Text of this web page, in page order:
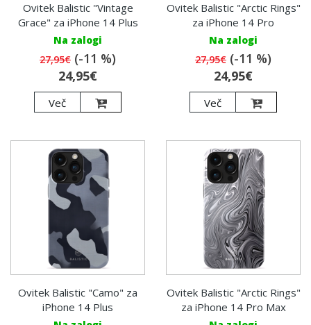
Ovitek Balistic "Vintage
Grace" za iPhone 14 Plus
Na zalogi
27,95€ (-11 %)
24,95€
Več
Ovitek Balistic "Arctic Rings"
za iPhone 14 Pro
Na zalogi
27,95€ (-11 %)
24,95€
Več
Ovitek Balistic "Camo" za
iPhone 14 Plus
Ovitek Balistic "Arctic Rings"
za iPhone 14 Pro Max